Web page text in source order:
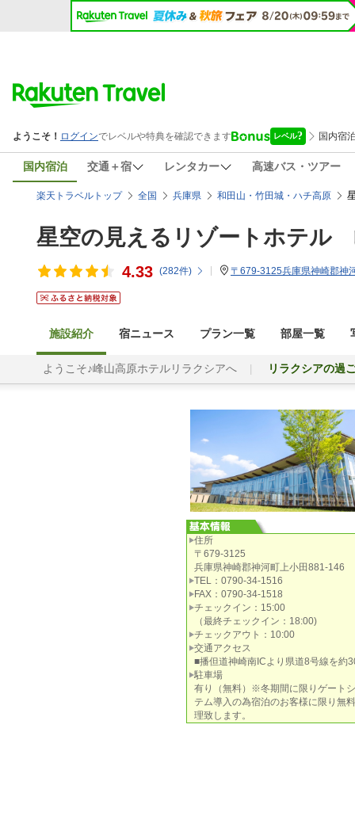
国内宿泊 交通＋宿 レンタカー 高速バス・ツアー
楽天トラベルトップ 全国 兵庫県 和田山・竹田城・ハチ高原
星空の見えるリゾートホテル
4.33 (282件) 〒679-3125兵庫県神崎郡神
施設紹介 宿ニュース プラン一覧 部屋一覧
ようこそ♪峰山高原ホテルリラクシアへ リラクシアの過
住所
〒679-3125
兵庫県神崎郡神河町上小田881-146
TEL：0790-34-1516
FAX：0790-34-1518
チェックイン：15:00
（最終チェックイン：18:00)
チェックアウト：10:00
交通アクセス
■播但道神崎南ICより県道8号線を約
駐車場
有り（無料）※冬期間に限りゲート
テム導入の為宿泊のお客様に限り無
理致します。